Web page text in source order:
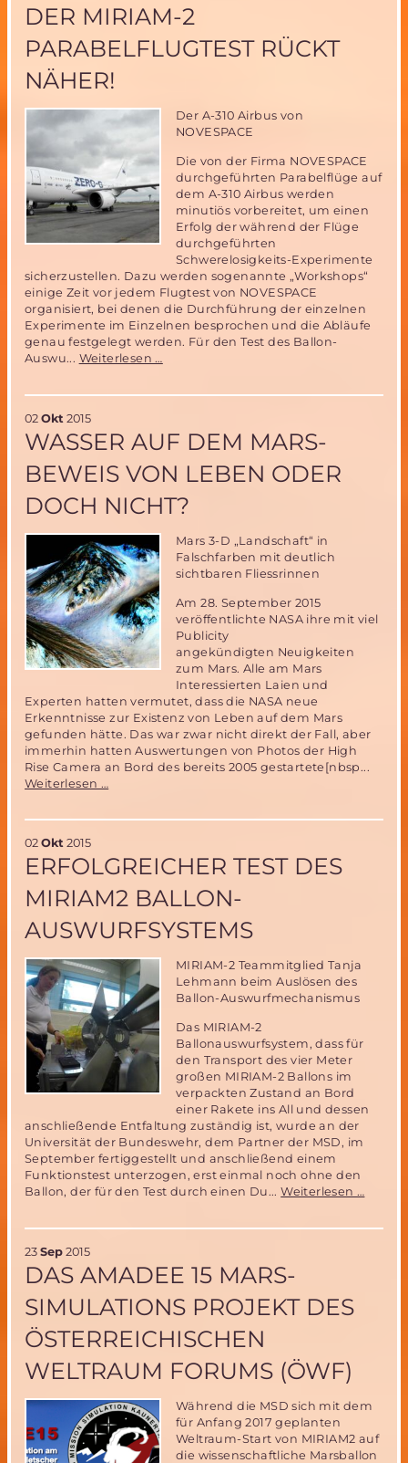
11.
15.
2015
Neubrandenburg
(Aktualisierung)
DER MIRIAM-2
PARABELFLUGTEST RÜCKT
NÄHER!
Der A-310 Airbus von
NOVESPACE
Die von der Firma NOVESPACE
durchgeführten Parabelflüge auf
dem A-310 Airbus werden
minutiös vorbereitet, um einen
Erfolg der während der Flüge
durchgeführten
Schwerelosigkeits-Experimente
sicherzustellen. Dazu werden sogenannte „Workshops“
einige Zeit vor jedem Flugtest von NOVESPACE
organisiert, bei denen die Durchführung der einzelnen
Experimente im Einzelnen besprochen und die Abläufe
genau festgelegt werden. Für den Test des Ballon-
Auswu... Weiterlesen …
näher!
02 Okt 2015
WASSER AUF DEM MARS-
BEWEIS VON LEBEN ODER
DOCH NICHT?
Mars 3-D „Landschaft“ in
Falschfarben mit deutlich
sichtbaren Fliessrinnen
Am 28. September 2015
veröffentlichte NASA ihre mit viel
Publicity
angekündigten Neuigkeiten
zum Mars. Alle am Mars
Interessierten Laien und
Experten hatten vermutet, dass die NASA neue
Erkenntnisse zur Existenz von Leben auf dem Mars
gefunden hätte. Das war zwar nicht direkt der Fall, aber
immerhin hatten Auswertungen von Photos der High
Rise Camera an Bord des bereits 2005 gestartete[nbsp...
Weiterlesen …
von
oder
nicht?
02 Okt 2015
ERFOLGREICHER TEST DES
MIRIAM2 BALLON-
AUSWURFSYSTEMS
MIRIAM-2 Teammitglied Tanja
Lehmann beim Auslösen des
Ballon-Auswurfmechanismus
Das MIRIAM-2
Ballonauswurfsystem, dass für
den Transport des vier Meter
großen MIRIAM-2 Ballons im
verpackten Zustand an Bord
einer Rakete ins All und dessen
anschließende Entfaltung zuständig ist, wurde an der
Universität der Bundeswehr, dem Partner der MSD, im
September fertiggestellt und anschließend einem
Funktionstest unterzogen, erst einmal noch ohne den
Ballon, der für den Test durch einen Du...Weiterlesen …
23 Sep 2015
DAS AMADEE 15 MARS-
SIMULATIONS PROJEKT DES
ÖSTERREICHISCHEN
WELTRAUM FORUMS (ÖWF)
Während die MSD sich mit dem
für Anfang 2017 geplanten
Weltraum-Start von MIRIAM2 auf
die wissenschaftliche Marsballon